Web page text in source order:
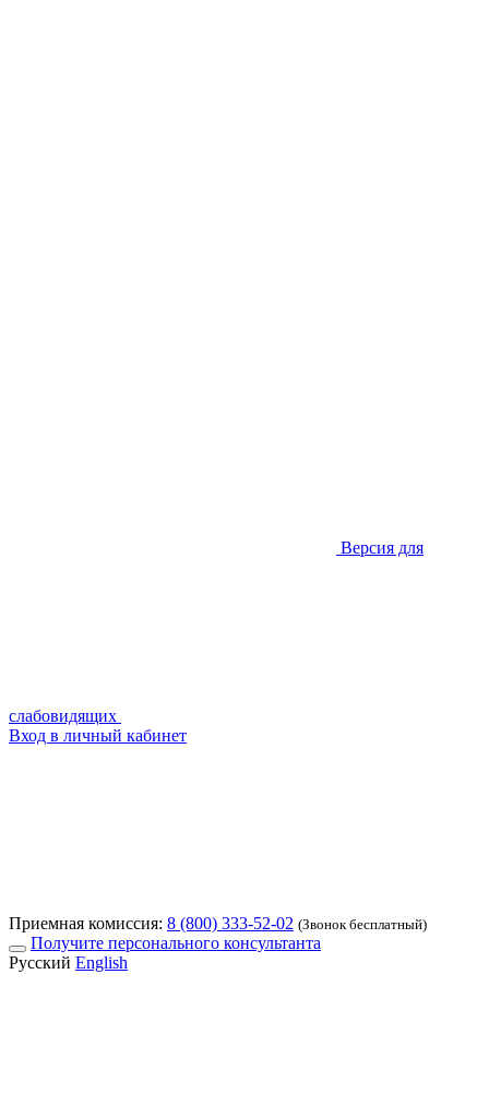
Версия для
слабовидящих
Вход в личный кабинет
Приемная комиссия: 8 (800) 333-52-02 (Звонок бесплатный)
Получите персонального консультанта
Русский English